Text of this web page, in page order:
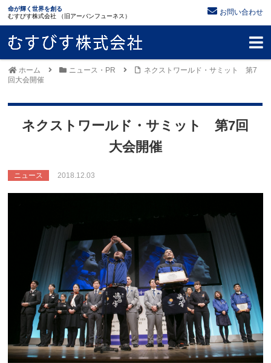
命が輝く世界を創る
むすびす株式会社 （旧アーバンフューネス）
お問い合わせ
ホーム ニュース・PR
ネクストワールド・サミット 第7
回大会開催
ネクストワールド・サミット 第7回
大会開催
ニュース 2018.12.03